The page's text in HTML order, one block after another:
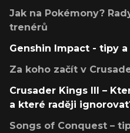
Jak na Pokémony?
trenérů
Genshin Impact - tipy
Za koho začít v
Crusader Kings III –
a které raději
Songs of Conquest –